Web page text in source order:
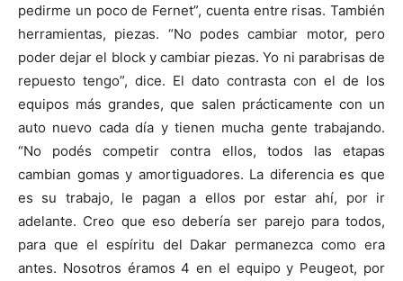
pedirme un poco de Fernet”, cuenta entre risas. También
herramientas, piezas. “No podes cambiar motor, pero
poder dejar el block y cambiar piezas. Yo ni parabrisas de
repuesto tengo”, dice. El dato contrasta con el de los
equipos más grandes, que salen prácticamente con un
auto nuevo cada día y tienen mucha gente trabajando.
“No podés competir contra ellos, todos las etapas
cambian gomas y amortiguadores. La diferencia es que
es su trabajo, le pagan a ellos por estar ahí, por ir
adelante. Creo que eso debería ser parejo para todos,
para que el espíritu del Dakar permanezca como era
antes. Nosotros éramos 4 en el equipo y Peugeot, por